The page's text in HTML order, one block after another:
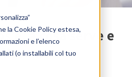
la Cookie Policy estesa,
e l’elenco
(o installabili col tuo
a cosa serve e